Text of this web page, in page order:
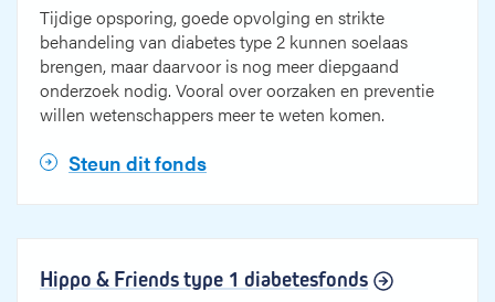
Tijdige opsporing, goede opvolging en strikte
behandeling van diabetes type 2 kunnen soelaas
brengen, maar daarvoor is nog meer diepgaand
onderzoek nodig. Vooral over oorzaken en preventie
willen wetenschappers meer te weten komen.
Steun dit fonds
Hippo & Friends type 1 diabetesfonds